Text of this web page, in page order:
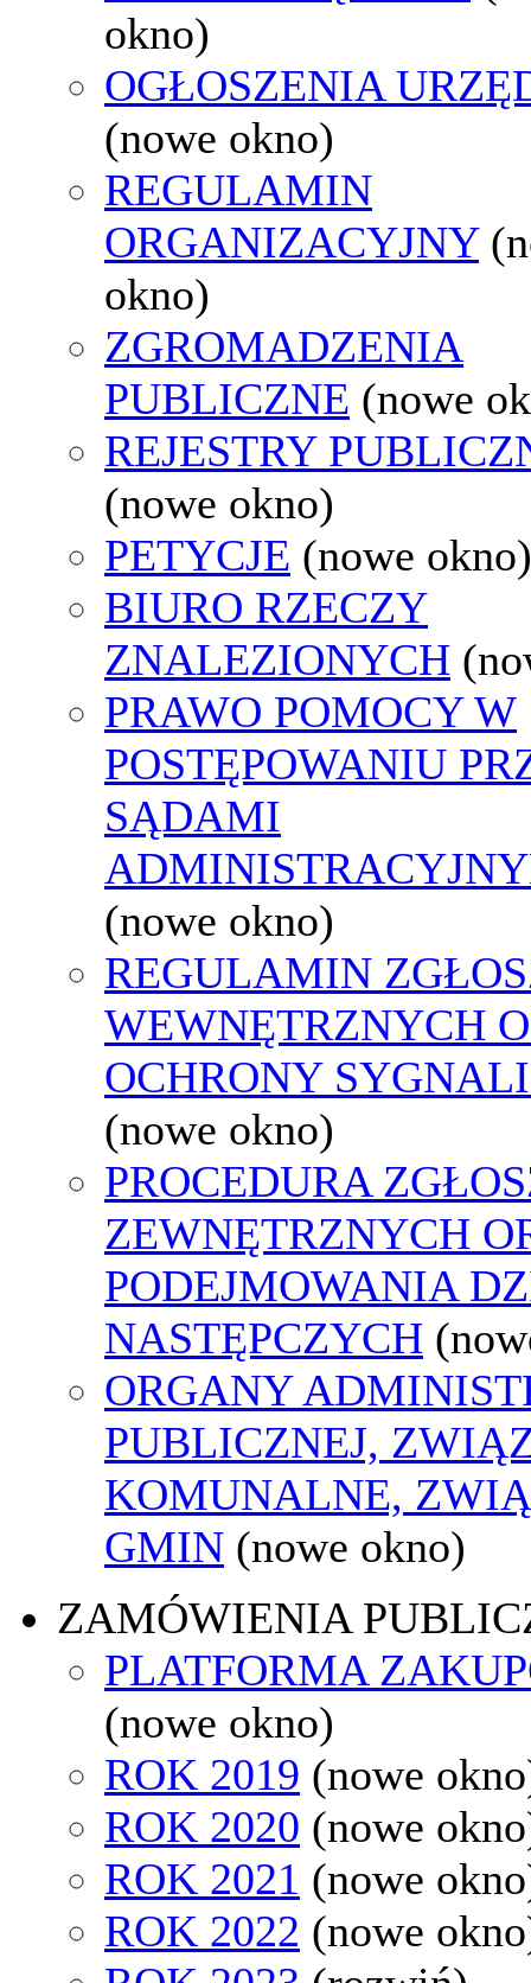
okno)
OGŁOSZENIA
(nowe okno)
REGULAMIN
ORGANIZACYJNY
okno)
ZGROMADZENIA
PUBLICZNE (nowe
REJESTRY
(nowe okno)
PETYCJE (nowe okno)
BIURO RZECZY
ZNALEZIONYCH
PRAWO POMOCY W
POSTĘPOWANIU
SĄDAMI
(nowe okno)
REGULAMIN
WEWNĘTRZNYCH
OCHRONY
(nowe okno)
PROCEDURA
ZEWNĘTRZNYCH
PODEJMOWANIA
NASTĘPCZYCH
ORGANY
PUBLICZNEJ,
KOMUNALNE,
GMIN (nowe okno)
ZAMÓWIENIA
PLATFORMA
(nowe okno)
ROK 2019 (nowe
ROK 2020 (nowe
ROK 2021 (nowe
ROK 2022 (nowe